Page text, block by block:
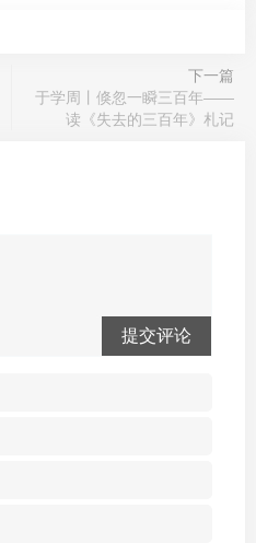
下一篇
于学周丨倏忽一瞬三百年——
读《失去的三百年》札记‌
提交评论